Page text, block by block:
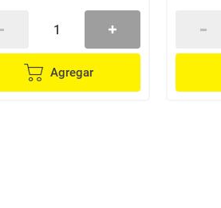
Agregar